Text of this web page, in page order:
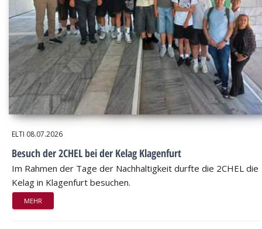
ELTI 08.07.2026
Besuch der 2CHEL bei der Kelag Klagenfurt
Im Rahmen der Tage der Nachhaltigkeit durfte die 2CHEL die
Kelag in Klagenfurt besuchen.
MEHR